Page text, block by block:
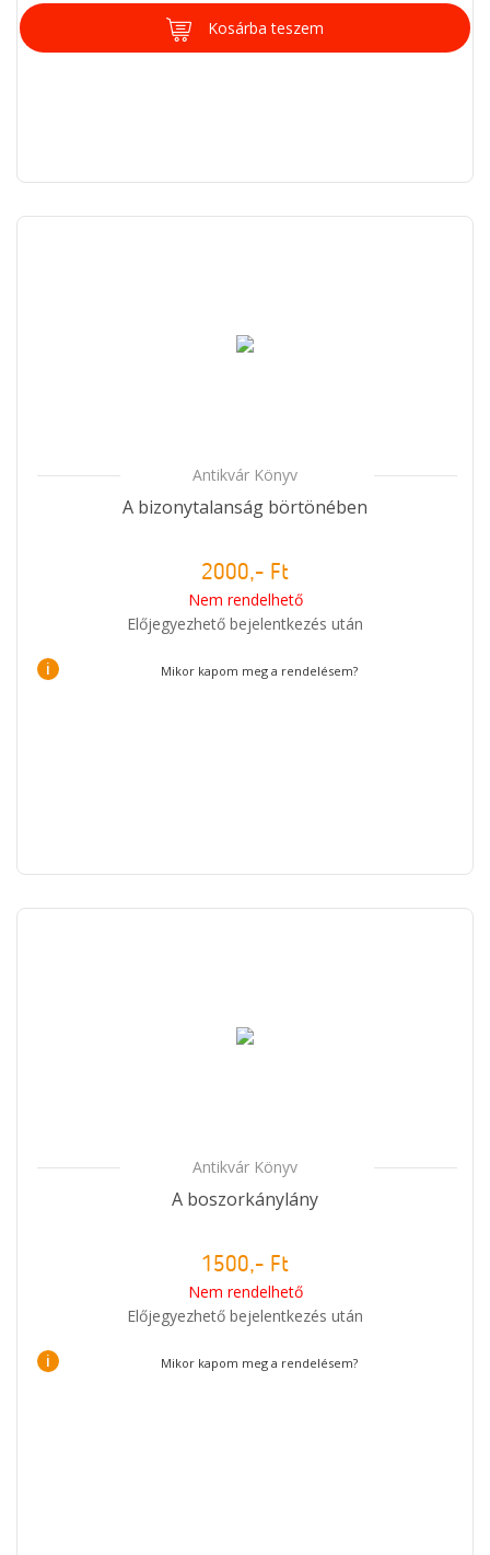
Kosárba teszem
Antikvár Könyv
A bizonytalanság börtönében
2000,- Ft
Nem rendelhető
Előjegyezhető bejelentkezés után
i Mikor kapom meg a rendelésem?
Antikvár Könyv
A boszorkánylány
1500,- Ft
Nem rendelhető
Előjegyezhető bejelentkezés után
i Mikor kapom meg a rendelésem?